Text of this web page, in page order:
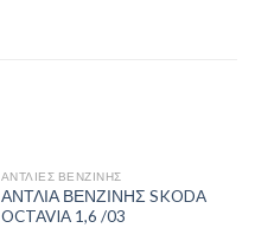
ΑΝΤΛΙΕΣ ΒΕΝΖΙΝΗΣ
ΑΝΤΛΙΑ ΒΕΝΖΙΝΗΣ SKODA
OCTAVIA 1,6 /03